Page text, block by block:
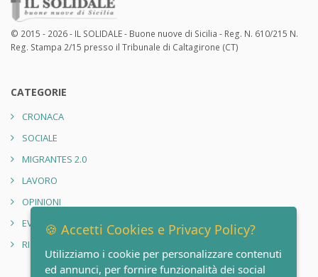
© 2015 - 2026 - IL SOLIDALE - Buone nuove di Sicilia - Reg. N. 610/215 N.
Reg. Stampa 2/15 presso il Tribunale di Caltagirone (CT)
CATEGORIE
CRONACA
SOCIALE
MIGRANTES 2.0
LAVORO
OPINIONI
EVENTI
RIONE SANITÀ 2.0
🍪 Accetti Cookies e Privacy Policy?
Utilizziamo i cookie per personalizzare contenuti
ed annunci, per fornire funzionalità dei social